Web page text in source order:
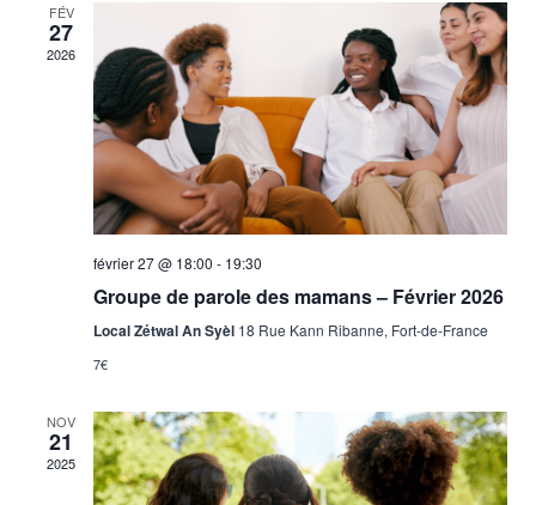
FÉV
27
2026
février 27 @ 18:00 - 19:30
Groupe de parole des mamans – Février 2026
Local Zétwal An Syèl 18 Rue Kann Ribanne, Fort-de-France
7€
NOV
21
2025